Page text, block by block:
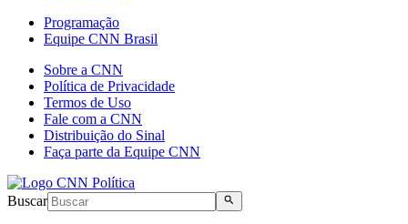
Programação
Equipe CNN Brasil
Sobre a CNN
Política de Privacidade
Termos de Uso
Fale com a CNN
Distribuição do Sinal
Faça parte da Equipe CNN
Buscar